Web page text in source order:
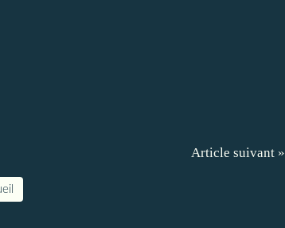
Article suivant »